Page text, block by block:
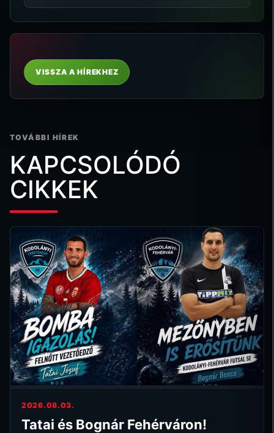
VISSZA A HÍREKHEZ
TOVÁBBI HÍREK
KAPCSOLÓDÓ
CIKKEK
2026.08.03.
Tatai és Bognár Fehérváron!